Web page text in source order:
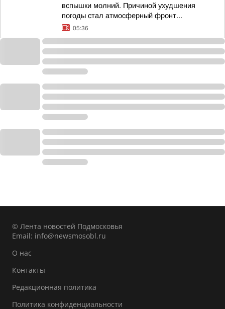
вспышки молний. Причиной ухудшения
погоды стал атмосферный фронт...
05:36
© Лента новостей Подмосковья
Email: info@newsmosobl.ru
О нас
Контакты
Редакционная политика
Политика конфиденциальности